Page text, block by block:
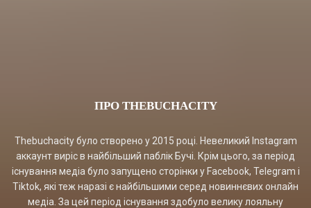
ПРО THEBUCHACITY
Thebuchacity було створено у 2015 році. Невеликий Instagram
аккаунт виріс в найбільший паблік Бучі. Крім цього, за період
існування медіа було запущено сторінки у Facebook, Telegram і
Tiktok, які теж наразі є найбільшими серед новиннєвих онлайн
медіа. За цей період існування здобуло велику лояльну